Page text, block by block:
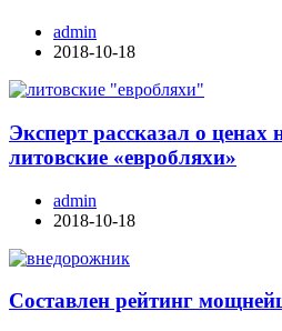
admin
2018-10-18
Эксперт рассказал о
литовские «евробляхи»
admin
2018-10-18
Составлен рейтинг